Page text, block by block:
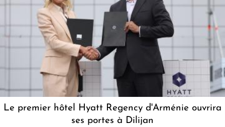
Le premier hôtel Hyatt Regency d'Arménie ouvrira
ses portes à Dilijan